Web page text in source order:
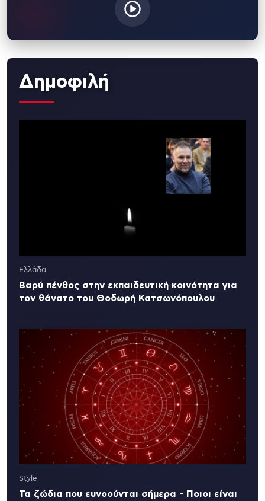
Δημοφιλή
Ελλάδα
Βαρύ πένθος στην εκπαιδευτική κοινότητα για
τον θάνατο του Θοδωρή Κατσωνόπουλου
Style
Τα ζώδια που ευνοούνται σήμερα - Ποιοι είναι